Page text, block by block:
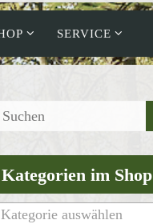
SERVICE
Kategorien im Shop
Kategorie auswählen